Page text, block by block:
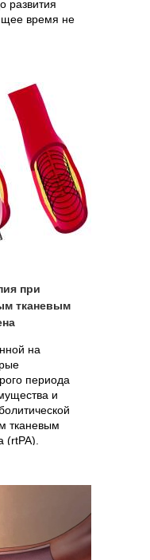
развития
время не
при
тканевым
на
периода
и
тканевым
(rtPA).